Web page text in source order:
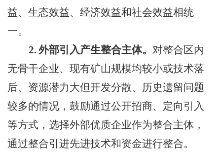
益、生态效益、经济效益和社会效益相统
一。
2.外部引入产生整合主体。 对整合区内
无骨干企业、现有矿山规模均较小或技术落
后、资源潜力大但开发分散、历史遗留问题
较多的情况，鼓励通过公开招商、定向引入
等方式，选择外部优质企业作为整合主体，
通过整合引进先进技术和资金进行整合。